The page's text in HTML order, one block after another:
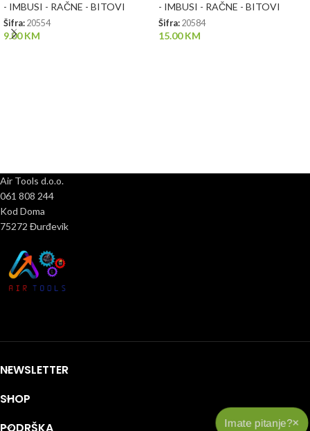
- IMBUSI - RAČNE - BITOVI
Šifra: 20554
9.00KM
- IMBUSI - RAČNE - BITOVI
Šifra: 20584
15.00KM
Air Tools d.o.o.
061 808 244
Kod Doma
75272 Đurđevik
NEWSLETTER
SHOP
Imate pitanje?×